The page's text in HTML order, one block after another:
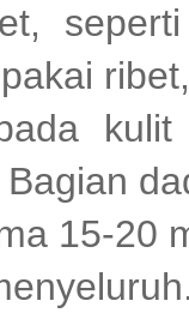
15-20